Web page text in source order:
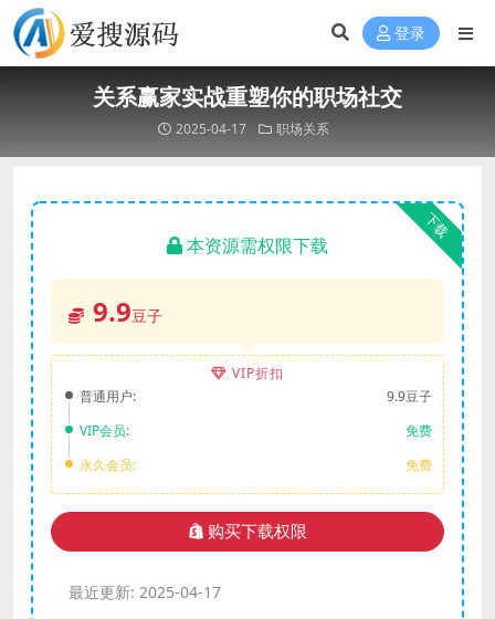
登录
关系赢家实战重塑你的职场社交
2025-04-17 职场关系
下载
本资源需权限下载
9.9豆子
VIP折扣
普通用户:
9.9豆子
VIP会员:
免费
永久会员:
免费
购买下载权限
最近更新: 2025-04-17